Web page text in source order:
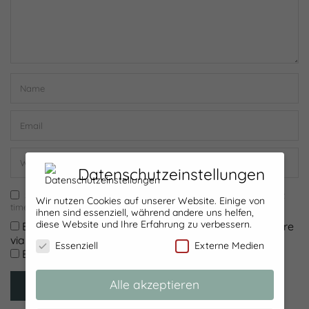
Save my name, email, and website in this browser for the next
time I comment.
Benachrichtige mich über nachfolgende Kommentare
via E-Mail.
Benachrichtige mich über neue Beiträge via E-Mail.
Datenschutzeinstellungen
Wir nutzen Cookies auf unserer Website. Einige von
ihnen sind essenziell, während andere uns helfen,
diese Website und Ihre Erfahrung zu verbessern.
Essenziell
Externe Medien
Alle akzeptieren